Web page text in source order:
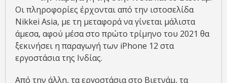
Οι πληροφορίες έρχονται από την ιστοσελίδα
Nikkei Asia, με τη μεταφορά να γίνεται μάλιστα
άμεσα, αφού μέσα στο πρώτο τρίμηνο του 2021 θα
ξεκινήσει η παραγωγή των iPhone 12 στα
εργοστάσια της Ινδίας.
Από την άλλη, τα εργοστάσια στο Βιετνάμ, τα